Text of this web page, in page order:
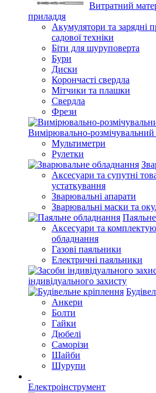
Витратний
приладдя
Акумулятори та зарядні
садової техніки
Біти для шуруповерта
Бури
Диски
Корончасті свердла
Мітчики та плашки
Свердла
Фрези
Вимірювально-розмічувальний
Мультиметри
Рулетки
Аксесуари та супутні
устаткування
Зварювальні апарати
Зварювальні маски та
Аксесуари та
обладнання
Газові паяльники
Електричні паяльники
індивідуального захисту
Анкери
Болти
Гайки
Дюбелі
Саморізи
Шайби
Шурупи
Електроінструмент